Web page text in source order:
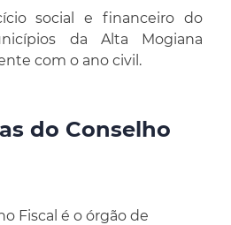
social e financeiro do
da Alta Mogiana
com o ano civil.
do Conselho
Fiscal é o órgão de